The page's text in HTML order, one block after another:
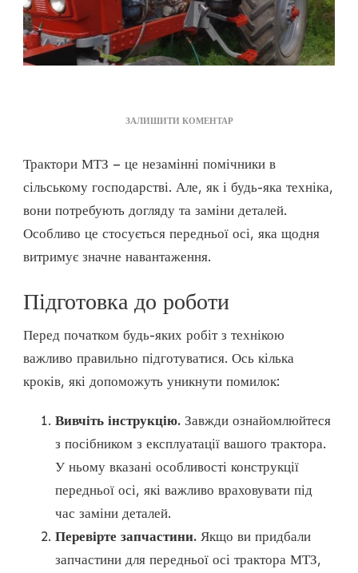
ЗАЛИШИТИ КОМЕНТАРДО
ВСТАНОВИТИ
ЗАПЧАСТИНИ
НА
ПЕРЕДНЮ
ВІСЬ
ТРАКТОРА?
Трактори МТЗ – це незамінні помічники в
сільському господарстві. Але, як і будь-яка техніка,
вони потребують догляду та заміни деталей.
Особливо це стосується передньої осі, яка щодня
витримує значне навантаження.
Підготовка до роботи
Перед початком будь-яких робіт з технікою
важливо правильно підготуватися. Ось кілька
кроків, які допоможуть уникнути помилок:
Вивчіть інструкцію. Завжди ознайомлюйтеся
з посібником з експлуатації вашого трактора.
У ньому вказані особливості конструкції
передньої осі, які важливо враховувати під
час заміни деталей.
Перевірте запчастини. Якщо ви придбали
запчастини для передньої осі трактора МТЗ,